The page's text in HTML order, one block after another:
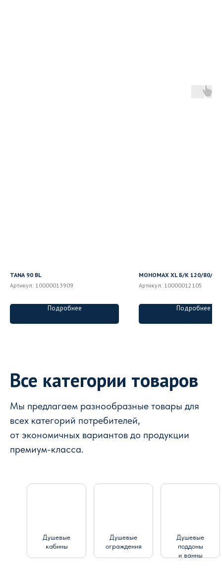
TANA 90 BL
Артикул: 10000013909
Подробнее
МОНОМАХ XL Б/К 120/80/44
Артикул: 10000012105
Подробнее
Все категории товаров
Мы предлагаем разнообразные товары для
всех категорий потребителей,
от экономичных вариантов до продукции
премиум-класса.
Душевые
кабины
Душевые
ограждения
Душевые
поддоны
и ванны